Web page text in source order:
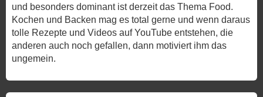
und besonders dominant ist derzeit das Thema Food.
Kochen und Backen mag es total gerne und wenn daraus
tolle Rezepte und Videos auf YouTube entstehen, die
anderen auch noch gefallen, dann motiviert ihm das
ungemein.